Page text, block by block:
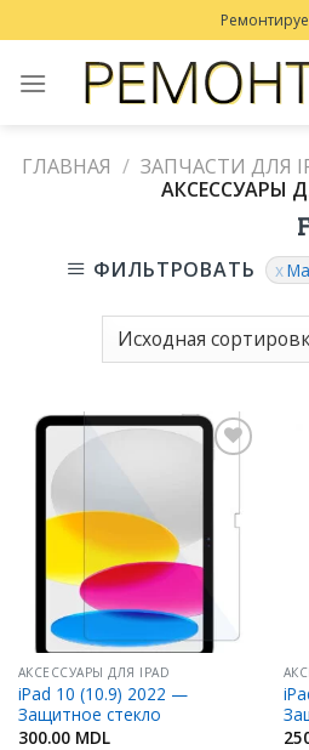
to
content
ГЛАВНАЯ / ЗАПЧАСТИ ДЛЯ
АКСЕССУАРЫ
ФИЛЬТРОВАТЬ
АКСЕССУАРЫ ДЛЯ IPAD
iPad 10 (10.9) 2022 —
Защитное стекло
300.00 MDL